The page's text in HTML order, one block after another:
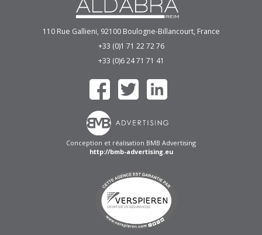
110 Rue Gallieni, 92100 Boulogne-Billancourt, France
+33 (0)1 71 22 72 76
+33 (0)6 24 71 71 41
Conception et réalisation BMB Advertising
http://bmb-advertising.eu